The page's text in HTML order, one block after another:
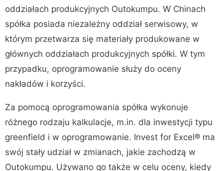
oddziałach produkcyjnych Outokumpu. W Chinach
spółka posiada niezależny oddział serwisowy, w
którym przetwarza się materiały produkowane w
głównych oddziałach produkcyjnych spółki. W tym
przypadku, oprogramowanie służy do oceny
nakładów i korzyści.
Za pomocą oprogramowania spółka wykonuje
różnego rodzaju kalkulacje, m.in. dla inwestycji typu
greenfield i w oprogramowanie. Invest for Excel® ma
swój stały udział w zmianach, jakie zachodzą w
Outokumpu. Używano go także w celu oceny, kiedy